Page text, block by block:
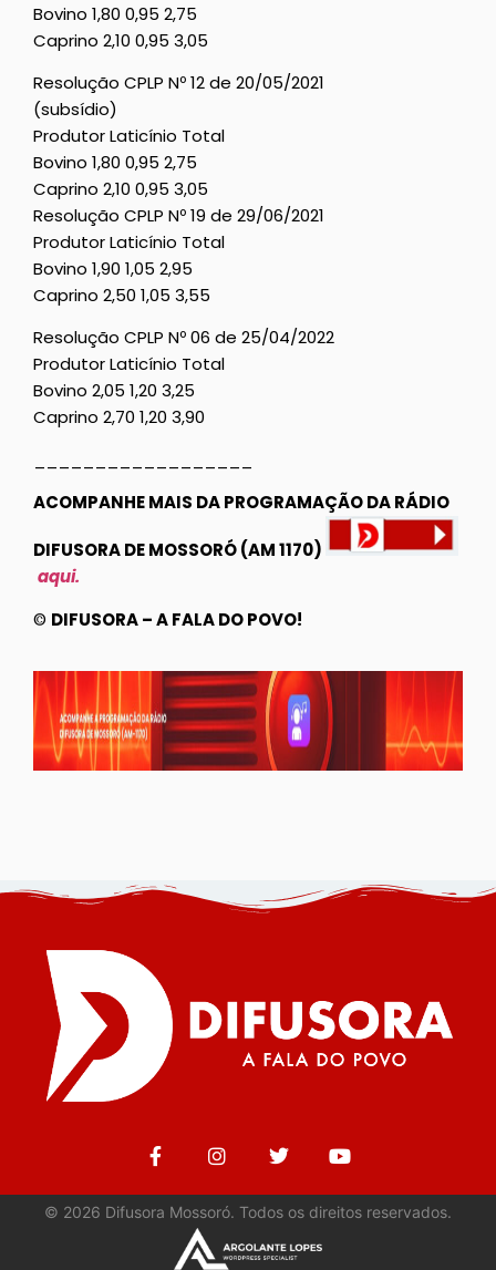
Bovino 1,80 0,95 2,75
Caprino 2,10 0,95 3,05
Resolução CPLP Nº 12 de 20/05/2021
(subsídio)
Produtor Laticínio Total
Bovino 1,80 0,95 2,75
Caprino 2,10 0,95 3,05
Resolução CPLP Nº 19 de 29/06/2021
Produtor Laticínio Total
Bovino 1,90 1,05 2,95
Caprino 2,50 1,05 3,55
Resolução CPLP Nº 06 de 25/04/2022
Produtor Laticínio Total
Bovino 2,05 1,20 3,25
Caprino 2,70 1,20 3,90
ACOMPANHE MAIS DA PROGRAMAÇÃO DA RÁDIO
DIFUSORA DE MOSSORÓ (AM 1170)
aqui.
© DIFUSORA – A FALA DO POVO!
© 2026 Difusora Mossoró. Todos os direitos reservados.